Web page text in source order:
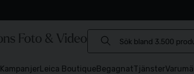
KampanjerLeica BoutiqueBegagnatTjänster